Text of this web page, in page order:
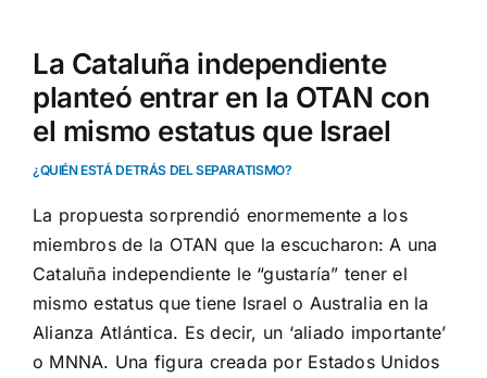
La Cataluña independiente
planteó entrar en la OTAN con
el mismo estatus que Israel
¿QUIÉN ESTÁ DETRÁS DEL SEPARATISMO?
La propuesta sorprendió enormemente a los
miembros de la OTAN que la escucharon: A una
Cataluña independiente le “gustaría” tener el
mismo estatus que tiene Israel o Australia en la
Alianza Atlántica. Es decir, un ‘aliado importante’
o MNNA. Una figura creada por Estados Unidos